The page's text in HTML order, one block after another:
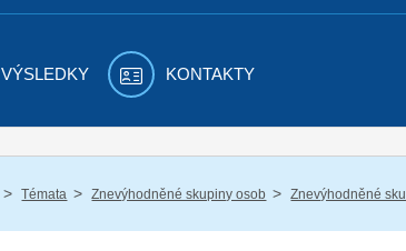
VÝSLEDKY KONTAKTY
/ Témata / Znevýhodněné skupiny osob / Znevýhodněné